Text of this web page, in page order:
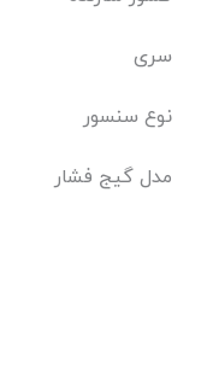
سری
نوع سنسور
مدل گیج فشار